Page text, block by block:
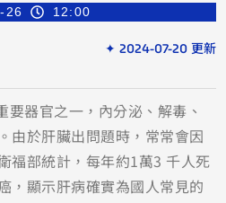
26 12:00
✦ 2024-07-20 更新
器官之一，內分泌、解毒、
由於肝臟出問題時，常常會因
福部統計，每年約1萬3 千人死
，顯示肝病確實為國人常見的